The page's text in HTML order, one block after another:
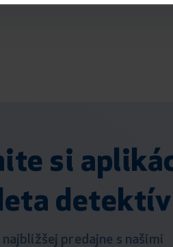
si
detektív
predajne s našimi